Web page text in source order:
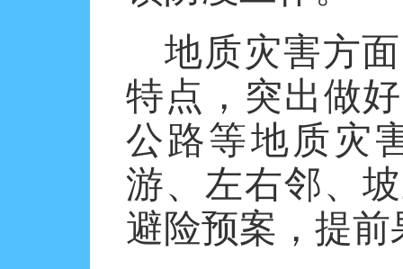
地质灾害方
特点，突出做
公路等地质灾
游、左右邻、
避险预案，提前